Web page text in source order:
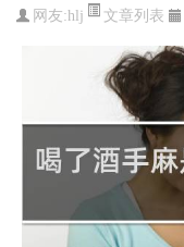
网友:hlj 文章列表